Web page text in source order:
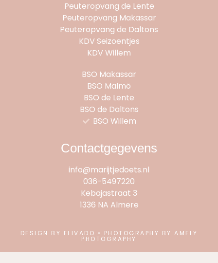
Peuteropvang de Lente
Peuteropvang Makassar
Peuteropvang de Daltons
KDV Seizoentjes
KDV Willem
BSO Makassar
BSO Malmö
BSO de Lente
BSO de Daltons
BSO Willem
Contactgegevens
info@marijtjedoets.nl
036-5497220
Kebajastraat 3
1336 NA Almere
DESIGN BY ELIVADO • PHOTOGRAPHY BY AMELY
PHOTOGRAPHY